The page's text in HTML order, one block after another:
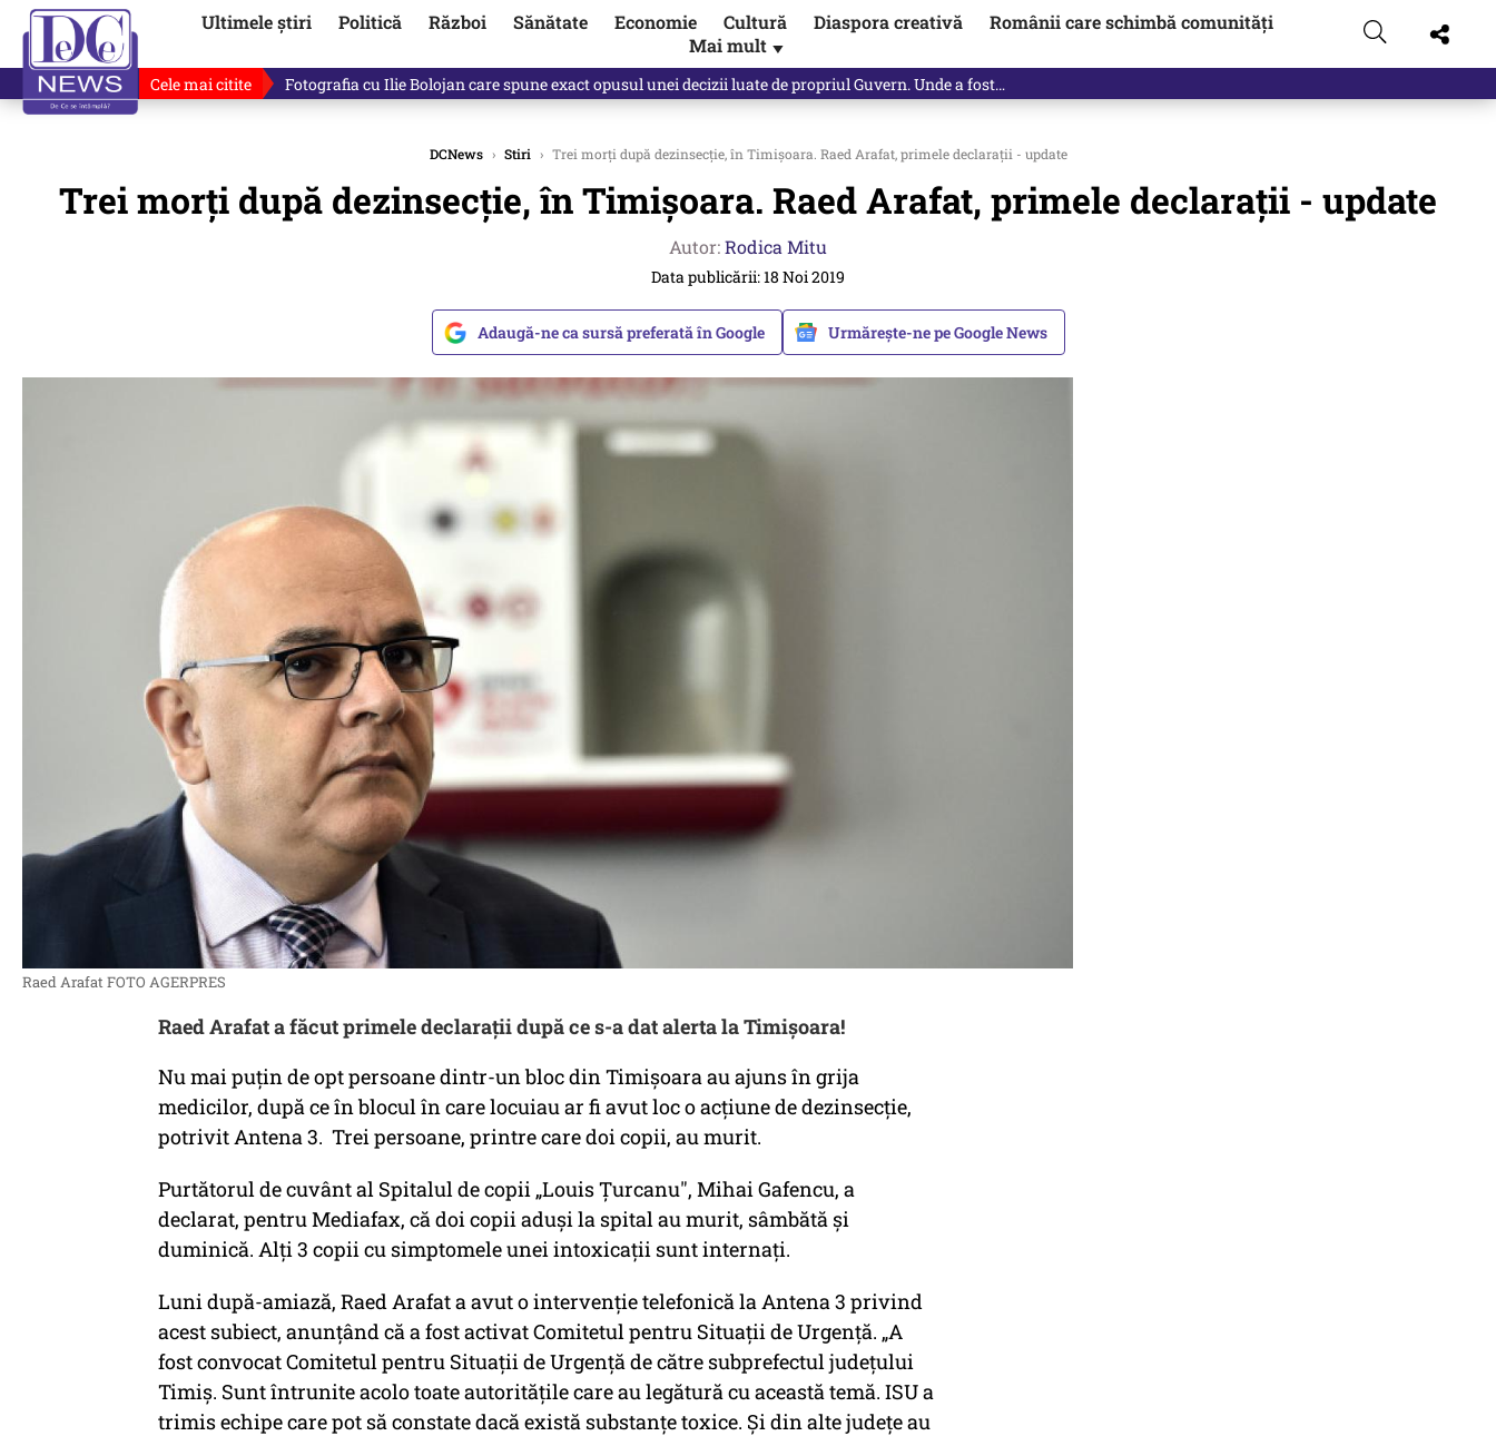
Ultimele știri Politică Război Sănătate Economie Cultură Diaspora creativă
Românii care schimbă comunități
Mai mult ▼
Cele mai citite De ce minte Ilie Bolojan? Ce spune Mircea Badea: E o minciună de mari proporții
DCNews › Stiri › Trei morți după dezinsecție, în Timișoara. Raed Arafat, primele declarații - update
Trei morți după dezinsecție, în Timișoara. Raed Arafat, primele declarații - update
Autor:Rodica Mitu
Data publicării: 18 Noi 2019
Adaugă-ne ca sursă preferată în Google Urmărește-ne pe Google News
Raed Arafat FOTO AGERPRES
Raed Arafat a făcut primele declarații după ce s-a dat alerta la Timișoara!
Nu mai puțin de opt persoane dintr-un bloc din Timișoara au ajuns în grija
medicilor, după ce în blocul în care locuiau ar fi avut loc o acțiune de dezinsecție,
potrivit Antena 3. Trei persoane, printre care doi copii, au murit.
Purtătorul de cuvânt al Spitalul de copii „Louis Țurcanu", Mihai Gafencu, a
declarat, pentru Mediafax, că doi copii aduși la spital au murit, sâmbătă și
duminică. Alți 3 copii cu simptomele unei intoxicații sunt internați.
Luni după-amiază, Raed Arafat a avut o intervenție telefonică la Antena 3 privind
acest subiect, anunțând că a fost activat Comitetul pentru Situații de Urgență. „A
fost convocat Comitetul pentru Situații de Urgență de către subprefectul județului
Timiș. Sunt întrunite acolo toate autoritățile care au legătură cu această temă. ISU a
trimis echipe care pot să constate dacă există substanțe toxice. Și din alte județe au